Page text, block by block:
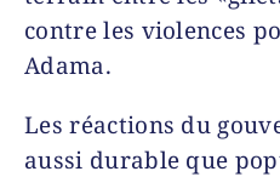
contre les violences
Adama.
Les réactions du
aussi durable que